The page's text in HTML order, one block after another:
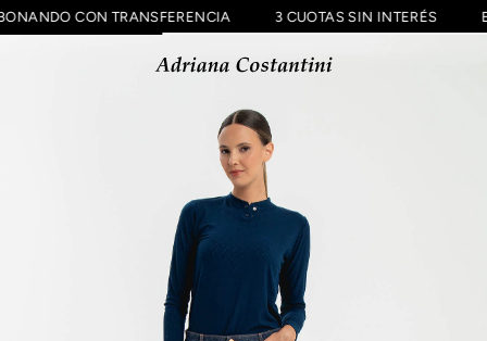
CON TRANSFERENCIA 3 CUOTAS SIN INTERÉS